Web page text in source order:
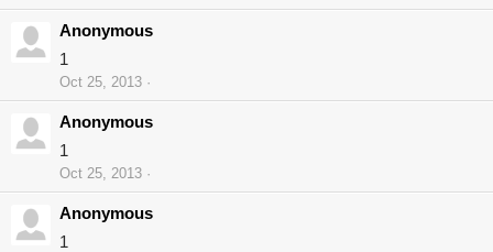
Anonymous
1
Oct 25, 2013
Anonymous
1
Oct 25, 2013
Anonymous
1